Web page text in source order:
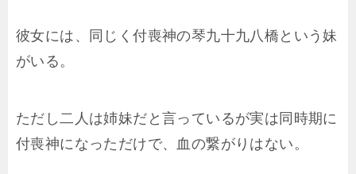
彼女には、同じく付喪神の琴九十九八橋という妹
がいる。
ただし二人は姉妹だと言っているが実は同時期に
付喪神になっただけで、血の繋がりはない。